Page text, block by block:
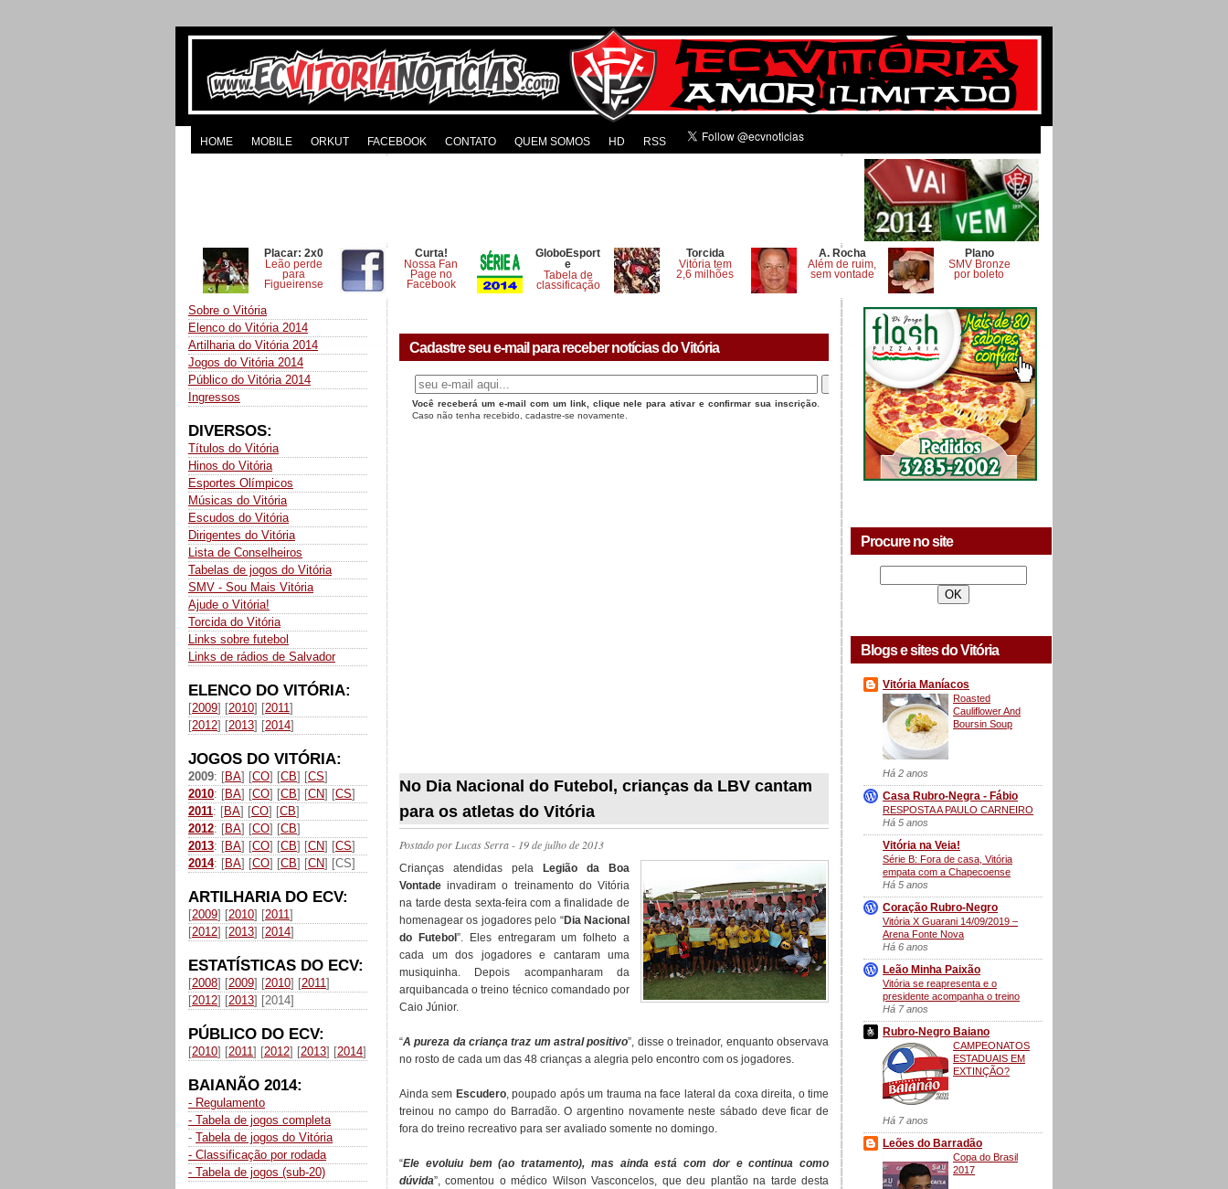
HOME MOBILE ORKUT FACEBOOK CONTATO QUEM SOMOS HD RSS
Placar: 2x0
Leão perde
para
Figueirense
Curta!
Nossa Fan
Page no
Facebook
GloboEsport
e
Tabela de
classificação
Torcida
Vitória tem
2,6 milhões
A. Rocha
Além de ruim,
sem vontade
Plano
SMV Bronze
por boleto
Sobre o Vitória
Elenco do Vitória 2014
Artilharia do Vitória 2014
Jogos do Vitória 2014
Público do Vitória 2014
Ingressos
DIVERSOS:
Títulos do Vitória
Hinos do Vitória
Esportes Olímpicos
Músicas do Vitória
Escudos do Vitória
Dirigentes do Vitória
Lista de Conselheiros
Tabelas de jogos do Vitória
SMV - Sou Mais Vitória
Ajude o Vitória!
Torcida do Vitória
Links sobre futebol
Links de rádios de Salvador
ELENCO DO VITÓRIA:
[2009] [2010] [2011]
[2012] [2013] [2014]
JOGOS DO VITÓRIA:
2009: [BA] [CO] [CB] [CS]
2010: [BA] [CO] [CB] [CN] [CS]
2011: [BA] [CO] [CB]
2012: [BA] [CO] [CB]
2013: [BA] [CO] [CB] [CN] [CS]
2014: [BA] [CO] [CB] [CN] [CS]
ARTILHARIA DO ECV:
[2009] [2010] [2011]
[2012] [2013] [2014]
ESTATÍSTICAS DO ECV:
[2008] [2009] [2010] [2011]
[2012] [2013] [2014]
PÚBLICO DO ECV:
[2010] [2011] [2012] [2013] [2014]
BAIANÃO 2014:
- Regulamento
- Tabela de jogos completa
- Tabela de jogos do Vitória
- Classificação por rodada
- Tabela de jogos (sub-20)
Cadastre seu e-mail para receber notícias do Vitória
Você receberá um e-mail com um link, clique nele para ativar e confirmar sua inscrição
Caso não tenha recebido, cadastre-se novamente.
No Dia Nacional do Futebol, crianças da LBV cantam
para os atletas do Vitória
Postado porLucas Serra- 19 de julho de 2013
Crianças atendidas pela
Legião da Boa
Vontade invadiram o treinamento do Vitória
na tarde desta sexta-feira com a finalidade de
homenagear os jogadores pelo “Dia Nacional
do Futebol ”. Eles entregaram um folheto a
cada um dos jogadores e cantaram uma
musiquinha. Depois acompanharam da
arquibancada o treino técnico comandado por
Caio Júnior.
“A pureza da criança traz um astral positivo”, disse o treinador, enquanto observava
no rosto de cada um das 48 crianças a alegria pelo encontro com os jogadores.
Ainda sem Escudero, poupado após um trauma na face lateral da coxa direita, o time
treinou no campo do Barradão. O argentino novamente neste sábado deve ficar de
fora do treino recreativo para ser avaliado somente no domingo.
“Ele evoluiu bem (ao tratamento), mas ainda está com dor e continua como
dúvida”, comentou o médico Wilson Vasconcelos, que deu plantão na tarde desta
Procure no site
Blogs e sites do Vitória
Vitória Maníacos
Roasted
Cauliflower And
Boursin Soup
Há 2 anos
Casa Rubro-Negra - Fábio
RESPOSTA A PAULO CARNEIRO
Há 5 anos
Vitória na Veia!
Série B: Fora de casa, Vitória
empata com a Chapecoense
Há 5 anos
Coração Rubro-Negro
Vitória X Guarani 14/09/2019 –
Arena Fonte Nova
Há 6 anos
Leão Minha Paixão
Vitória se reapresenta e o
presidente acompanha o treino
Há 7 anos
Rubro-Negro Baiano
CAMPEONATOS
ESTADUAIS EM
EXTINÇÃO?
Há 7 anos
Leões do Barradão
Copa do Brasil
2017